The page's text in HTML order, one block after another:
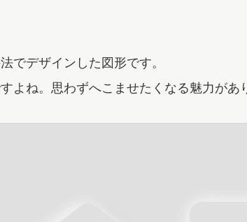
でデザインした図形です。
よね。思わずへこませたくなる魅力があ